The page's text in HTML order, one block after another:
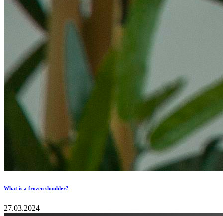
What is a frozen shoulder?
27.03.2024